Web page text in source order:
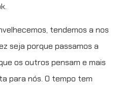
tendemos a nos
seja porque passamos a
os outros pensam e mais
para nós. O tempo tem